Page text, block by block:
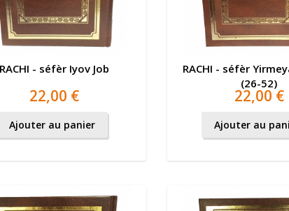
RACHI - séfèr Iyov Job
22,00 €
Ajouter au panier
RACHI - séfèr
(26-52)
22,00 €
Ajouter au